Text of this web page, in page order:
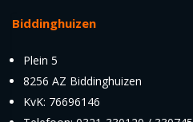
Biddinghuizen
Plein 5
8256 AZ Biddinghuizen
KvK: 76696146